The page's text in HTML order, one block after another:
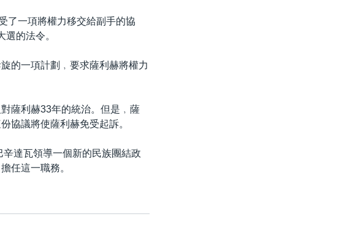
了一項將權力移交給副手的協
選的法令。
的一項計劃﹐要求薩利赫將權力
薩利赫33年的統治。但是﹐薩
協議將使薩利赫免受起訴。
達瓦領導一個新的民族團結政
任這一職務。